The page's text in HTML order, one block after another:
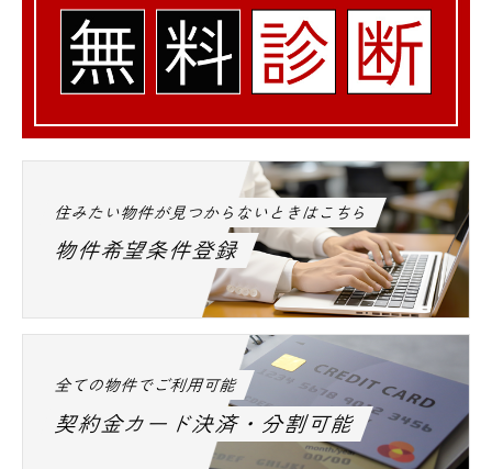
住みたい物件が見つからないときはこちら
物件希望条件登録
全ての物件でご利用可能
契約金カード決済・分割可能